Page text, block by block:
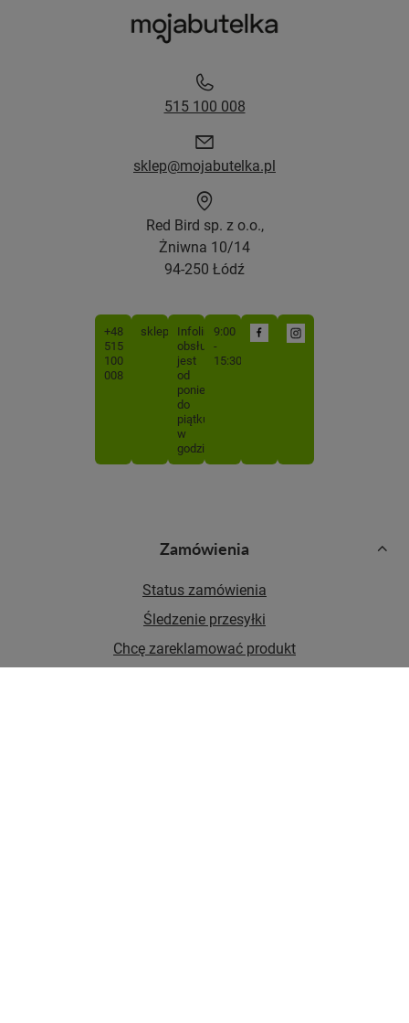
Zamówienia
Status zamówienia
Śledzenie przesyłki
Chcę zareklamować produkt
515 100 008
sklep@mojabutelka.pl
Red Bird sp. z o.o.,
Żniwna 10/14
94-250 Łódź
+48
515
100
008
sklep@mojabutelka.pl
Infolinia
obsługiwana
jest
od
poniedziałku
do
piątku
w
godzinach
9:00
-
15:30